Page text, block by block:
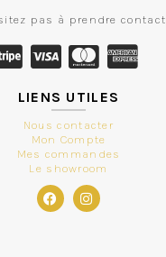
pas à prendre contact
LIENS UTILES
Nous contacter
Mon Compte
Mes commandes
Le showroom